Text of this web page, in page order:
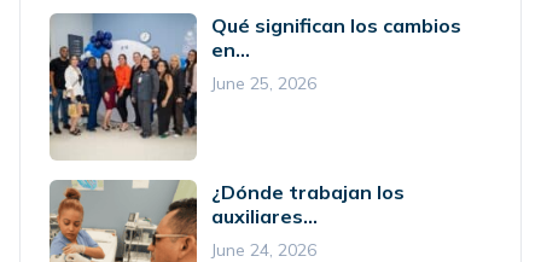
Qué significan los cambios
en...
June 25, 2026
¿Dónde trabajan los
auxiliares...
June 24, 2026